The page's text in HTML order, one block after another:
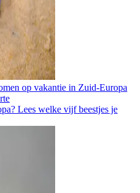
op vakantie in Zuid-Europa
Lees welke vijf beestjes je